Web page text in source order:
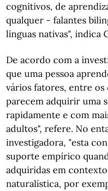
cognitivos, de
qualquer - falantes
línguas nativas", indica
De acordo com a
que uma pessoa
vários fatores, entre os
parecem adquirir uma
rapidamente e com
adultos", refere. No
investigadora, "esta
suporte empírico
adquiridas em
naturalística, por